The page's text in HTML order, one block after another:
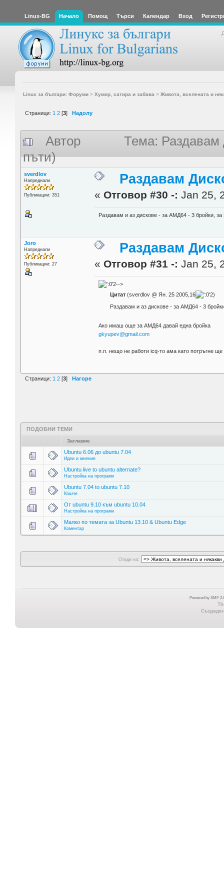
Linux-BG Начало Помощ Търси Календар Вход
Linux за българи: Форуми> Хумор, сатира и забава > Живота, вселената и
Страници: 1 2 [3] Надолу
Автор
Тема: Раздавам
пъти)
sverdlov
Напреднали
Публикации: 351
Раздавам
« Отговор #30 -: Jan 25,
Раздавам и аз дискове - за АМД64 - 3 бройки,
Joro
Напреднали
Публикации: 27
Раздавам
« Отговор #31 -: Jan 25,
2-->
Цитат(sverdlov @ Ян. 25 2005,16
2)
Раздавам и аз дискове - за АМД64 - 3
Ако имаш още за АМД64 давай една бройка
gkyupev@gmail.com
п.п. нещо не работи icq-то ама като потръгне ще
Страници: 1 2 [3] Нагоре
ПОДОБНИ ТЕМИ
Заглавие
Ubuntu 6.06 до ubuntu 7.04
Идеи и мнения
Ubuntu live to ubuntu alternate?
Настройка на програми
Ubuntu 7.04 to ubuntu 7.10
Кошче
От ubuntu 9.10 към ubuntu 10.04
Настройка на програми
Малко по темата за Ubuntu 13.10 & Ubuntu Edge
Коментар
Отиди на:
Powered by SMF